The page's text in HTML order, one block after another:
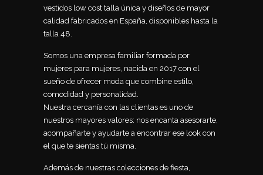
vestidos low cost talla única y diseños de mayor
calidad fabricados en España, disponibles hasta la
talla 48.
Somos una empresa familiar formada por
mujeres para mujeres, nacida en 2017 con el
sueño de ofrecer moda que combine estilo,
comodidad y personalidad.
Nuestra cercanía con las clientas es uno de
nuestros mayores valores: nos encanta asesorarte,
acompañarte y ayudarte a encontrar ese look con
el que te sientas tú misma.
Además de nuestras colecciones de fiesta,